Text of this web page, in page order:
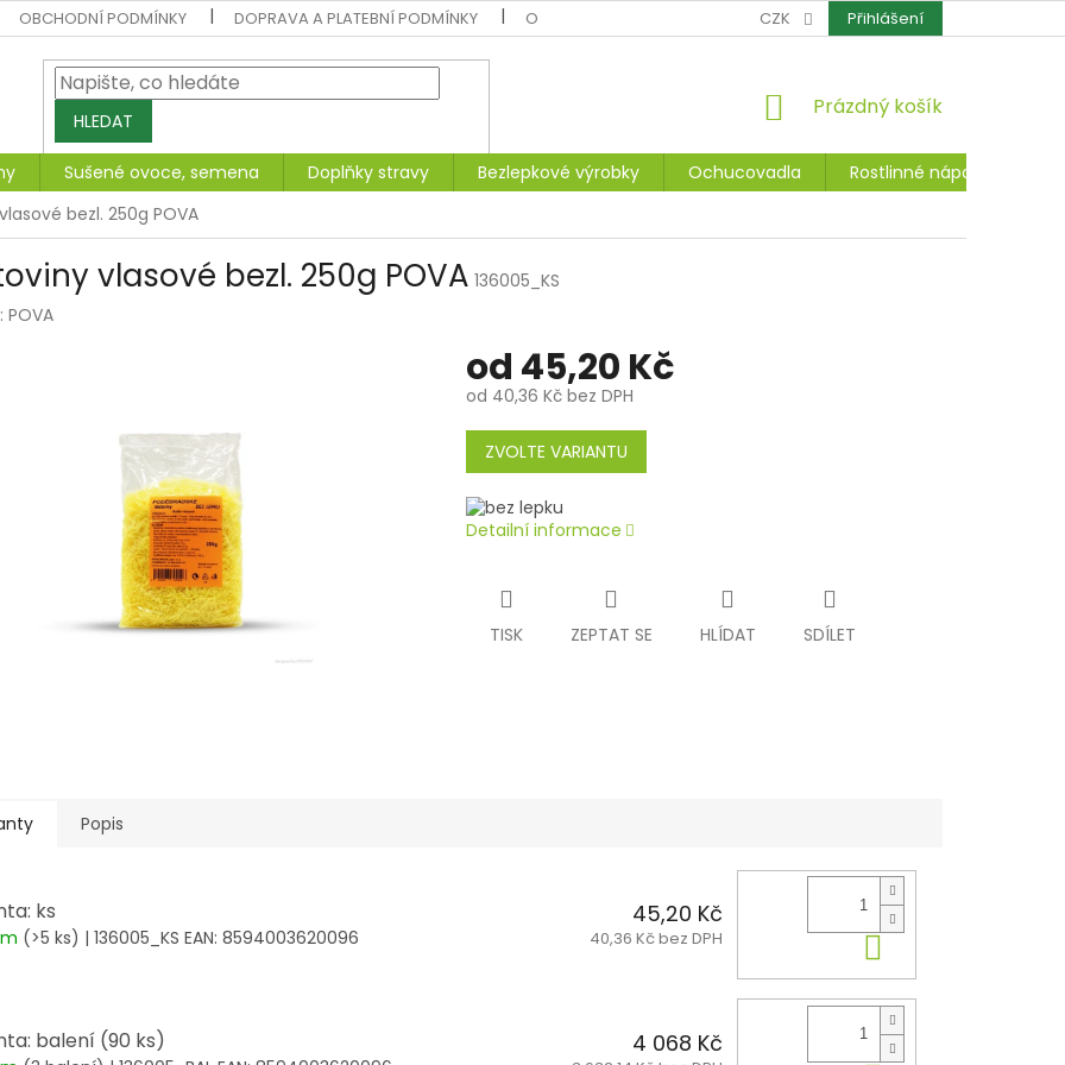
OBCHODNÍ PODMÍNKY DOPRAVA A PLATEBNÍ PODMÍNKY OCHRANA OSOBNÍCH ÚDAJŮ CERTIFIKÁTY
CZK Přihlášení
HLEDAT
NÁKUPNÍ
Prázdný košík
Sušené ovoce, semena Doplňky stravy Bezlepkové výrobky Ochucovadla
Rostlinné nápoje, dezerty
bezl. 250g POVA
vlasové bezl. 250g POVA 136005_KS
POVA
od 45,20 Kč
od 40,36 Kčbez DPH
Měrná
cena:
ZVOLTE VARIANTU
Detailní informace
TISK ZEPTAT SE HLÍDAT SDÍLET
Popis
ks
(>5 ks) | 136005_KS EAN: 8594003620096
45,20 Kč
40,36 Kč bez DPH
balení (90 ks) 4 068 Kč